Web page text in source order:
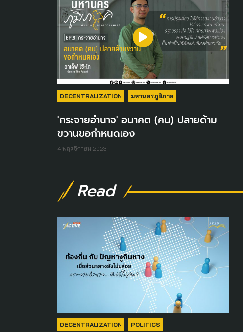
DECENTRALIZATION มหานครภูมิภาค
'กระจายอำนาจ' อนาคต (คน) ปลายด้าม
ขวานขอกำหนดเอง
4 พฤศจิกายน 2023
Read
DECENTRALIZATION POLITICS